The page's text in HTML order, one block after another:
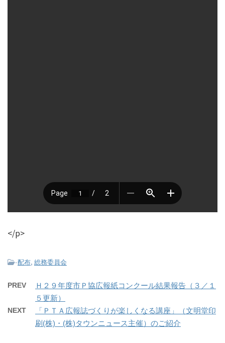
</p>
-配布, 総務委員会
PREV
Ｈ２９年度市Ｐ協広報紙コンクール結果報告（３／１
５更新）
NEXT
「ＰＴＡ広報誌づくりが楽しくなる講座」（文明堂印
刷(株)・(株)タウンニュース主催）のご紹介